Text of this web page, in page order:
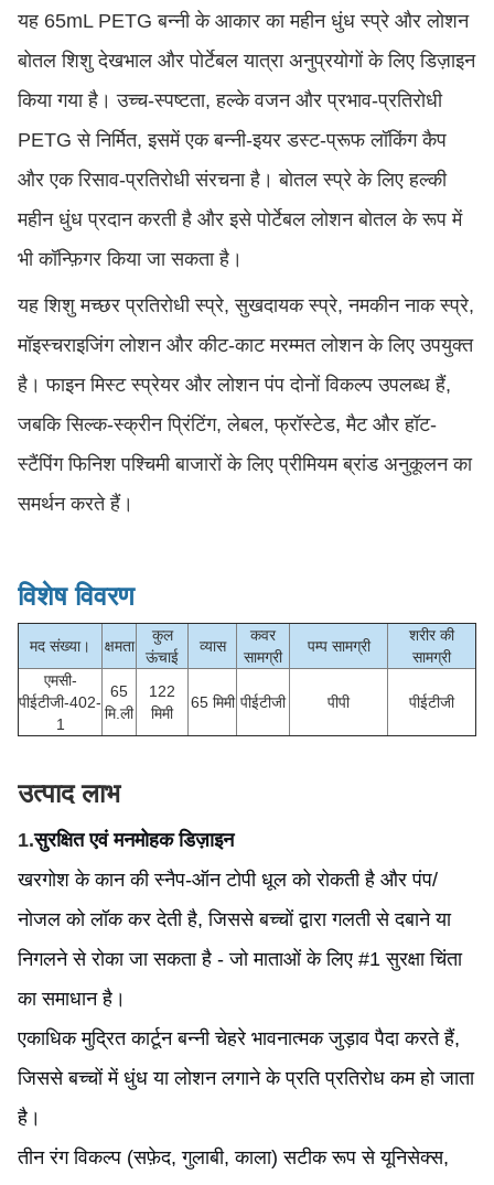
यह 65mL PETG बन्नी के आकार का महीन धुंध स्प्रे और लोशन
बोतल शिशु देखभाल और पोर्टेबल यात्रा अनुप्रयोगों के लिए डिज़ाइन
किया गया है। उच्च-स्पष्टता, हल्के वजन और प्रभाव-प्रतिरोधी
PETG से निर्मित, इसमें एक बन्नी-इयर डस्ट-प्रूफ लॉकिंग कैप
और एक रिसाव-प्रतिरोधी संरचना है। बोतल स्प्रे के लिए हल्की
महीन धुंध प्रदान करती है और इसे पोर्टेबल लोशन बोतल के रूप में
भी कॉन्फ़िगर किया जा सकता है।
यह शिशु मच्छर प्रतिरोधी स्प्रे, सुखदायक स्प्रे, नमकीन नाक स्प्रे,
मॉइस्चराइजिंग लोशन और कीट-काट मरम्मत लोशन के लिए उपयुक्त
है। फाइन मिस्ट स्प्रेयर और लोशन पंप दोनों विकल्प उपलब्ध हैं,
जबकि सिल्क-स्क्रीन प्रिंटिंग, लेबल, फ्रॉस्टेड, मैट और हॉट-
स्टैंपिंग फिनिश पश्चिमी बाजारों के लिए प्रीमियम ब्रांड अनुकूलन का
समर्थन करते हैं।
विशेष विवरण
मद संख्या। क्षमता
कुल
ऊंचाई
व्यास
कवर
सामग्री
पम्प सामग्री
शरीर की
सामग्री
एमसी-
पीईटीजी-402-
1
65
मि.ली
122
मिमी
65 मिमी पीईटीजी पीपी पीईटीजी
उत्पाद लाभ
1.सुरक्षित एवं मनमोहक डिज़ाइन
खरगोश के कान की स्नैप-ऑन टोपी धूल को रोकती है और पंप/
नोजल को लॉक कर देती है, जिससे बच्चों द्वारा गलती से दबाने या
निगलने से रोका जा सकता है - जो माताओं के लिए #1 सुरक्षा चिंता
का समाधान है।
एकाधिक मुद्रित कार्टून बन्नी चेहरे भावनात्मक जुड़ाव पैदा करते हैं,
जिससे बच्चों में धुंध या लोशन लगाने के प्रति प्रतिरोध कम हो जाता
है।
तीन रंग विकल्प (सफ़ेद, गुलाबी, काला) सटीक रूप से यूनिसेक्स,